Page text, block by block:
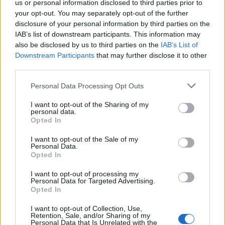
us or personal information disclosed to third parties prior to
your opt-out. You may separately opt-out of the further
disclosure of your personal information by third parties on the
IAB’s list of downstream participants. This information may
also be disclosed by us to third parties on the IAB’s List of
Downstream Participants that may further disclose it to other
Personal Data Processing Opt Outs
I want to opt-out of the Sharing of my
personal data.
Opted In
I want to opt-out of the Sale of my
Personal Data.
Opted In
I want to opt-out of processing my
Personal Data for Targeted Advertising.
Opted In
I want to opt-out of Collection, Use,
Retention, Sale, and/or Sharing of my
Personal Data that Is Unrelated with the
La Lazio chiede tanto anche perché il 50 per cento della
cessione finirà nelle casse del Real Madrid".